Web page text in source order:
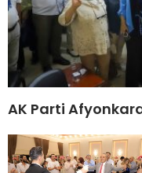
AK Parti